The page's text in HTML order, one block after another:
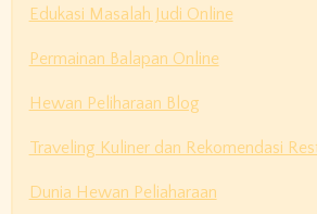
Edukasi Masalah Judi Online
Permainan Balapan Online
Hewan Peliharaan Blog
Traveling Kuliner dan Rekomendasi
Dunia Hewan Peliaharaan